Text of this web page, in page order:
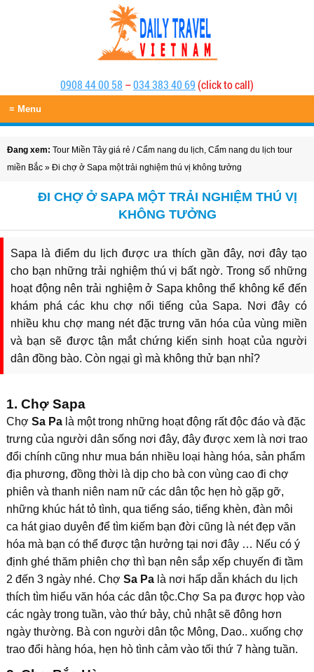
0908 44 00 58 –034 383 40 69 (click to call)
≡ Menu
Đang xem: Tour Miền Tây giá rẻ /Cẩm nang du lịch, Cẩm nang du lịch tour
miền Bắc » Đi chợ ở Sapa một trải nghiệm thú vị không tưởng
ĐI CHỢ Ở SAPA MỘT TRẢI NGHIỆM THÚ VỊ
KHÔNG TƯỞNG
Sapa là điểm du lịch được ưa thích gần đây, nơi đây tạo
cho bạn những trải nghiệm thú vị bất ngờ. Trong số những
hoạt động nên trải nghiệm ở Sapa không thể không kể đến
khám phá các khu chợ nổi tiếng của Sapa. Nơi đây có
nhiều khu chợ mang nét đặc trưng văn hóa của vùng miền
và bạn sẽ được tận mắt chứng kiến sinh hoạt của người
dân đồng bào. Còn ngại gì mà không thử bạn nhỉ?
1. Chợ Sapa
Chợ Sa Pa là một trong những hoạt động rất độc đáo và đặc
trưng của người dân sống nơi đây, đây được xem là nơi trao
đổi chính cũng như mua bán nhiều loại hàng hóa, sản phẩm
địa phương, đồng thời là dịp cho bà con vùng cao đi chợ
phiên và thanh niên nam nữ các dân tộc hẹn hò gặp gỡ,
những khúc hát tỏ tình, qua tiếng sáo, tiếng khèn, đàn môi
ca hát giao duyên để tìm kiếm bạn đời cũng là nét đẹp văn
hóa mà bạn có thể được tận hưởng tại nơi đây … Nếu có ý
định ghé thăm phiên chợ thì bạn nên sắp xếp chuyến đi tầm
2 đến 3 ngày nhé. Chợ Sa Palà nơi hấp dẫn khách du lịch
thích tìm hiểu văn hóa các dân tộc.Chợ Sa pa được họp vào
các ngày trong tuần, vào thứ bảy, chủ nhật sẽ đông hơn
ngày thường. Bà con người dân tộc Mông, Dao.. xuống chợ
trao đổi hàng hóa, hẹn hò tình cảm vào tối thứ 7 hàng tuần.